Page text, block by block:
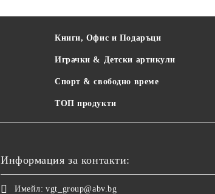
Книги, Офис и Подаръци
Играчки & Детски артикули
Спорт & свободно време
ТОП продукти
Информация за контакти:
Имейл: vgt_group@abv.bg